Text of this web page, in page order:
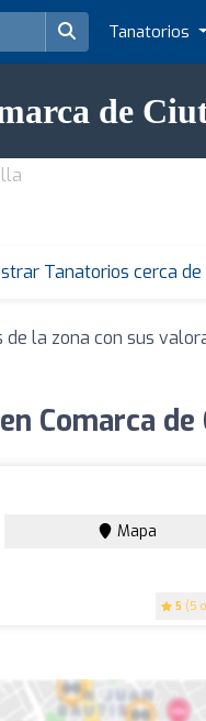
Tanatorios
de
Tanatorios cerca de
de la zona con sus
Comarca de
5 (5
Mapa